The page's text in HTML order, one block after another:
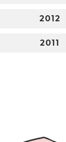
2012
2011